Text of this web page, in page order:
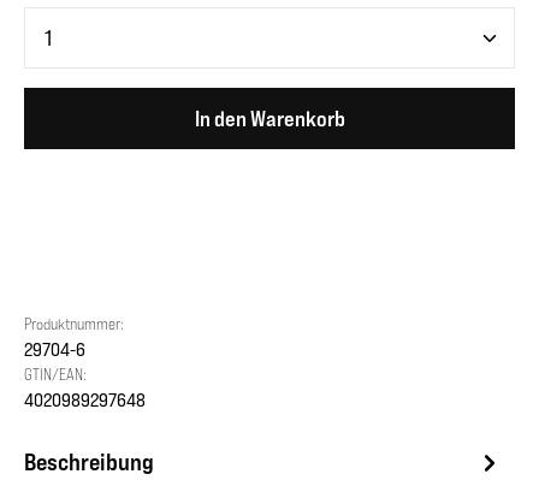
In den Warenkorb
Produktnummer:
29704-6
GTIN/EAN:
4020989297648
Beschreibung